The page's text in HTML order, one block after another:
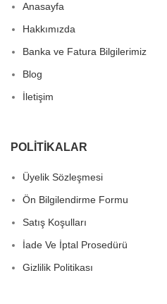
Anasayfa
Hakkımızda
Banka ve Fatura Bilgilerimiz
Blog
İletişim
POLITIKALAR
Üyelik Sözleşmesi
Ön Bilgilendirme Formu
Satış Koşulları
İade Ve İptal Prosedürü
Gizlilik Politikası